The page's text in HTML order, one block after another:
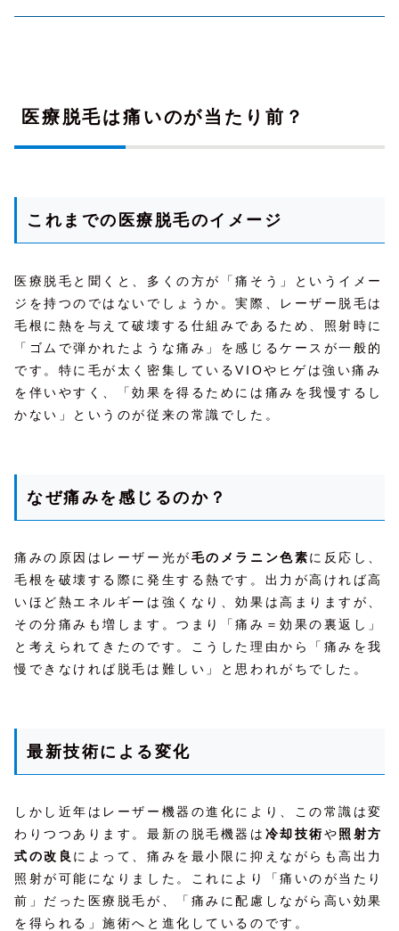
医療脱毛は痛いのが当たり前？
これまでの医療脱毛のイメージ
医療脱毛と聞くと、多くの方が「痛そう」というイメー
ジを持つのではないでしょうか。実際、レーザー脱毛は
毛根に熱を与えて破壊する仕組みであるため、照射時に
「ゴムで弾かれたような痛み」を感じるケースが一般的
です。特に毛が太く密集しているVIOやヒゲは強い痛み
を伴いやすく、「効果を得るためには痛みを我慢するし
かない」というのが従来の常識でした。
なぜ痛みを感じるのか？
痛みの原因はレーザー光が毛のメラニン色素に反応し、
毛根を破壊する際に発生する熱です。出力が高ければ高
いほど熱エネルギーは強くなり、効果は高まりますが、
その分痛みも増します。つまり「痛み＝効果の裏返し」
と考えられてきたのです。こうした理由から「痛みを我
慢できなければ脱毛は難しい」と思われがちでした。
最新技術による変化
しかし近年はレーザー機器の進化により、この常識は変
わりつつあります。最新の脱毛機器は 冷却技術や照射方
式の改良 によって、痛みを最小限に抑えながらも高出力
照射が可能になりました。これにより「痛いのが当たり
前」だった医療脱毛が、「痛みに配慮しながら高い効果
を得られる」施術へと進化しているのです。